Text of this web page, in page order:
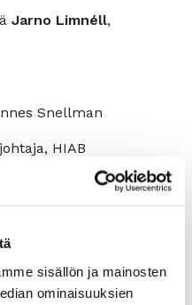
sisällön ja mainosten
ominaisuuksien
Jarno Limnéll,
Snellman
HIAB
Neste
työssä